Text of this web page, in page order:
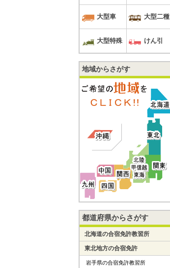
大型車 大型二種
大型特殊 けん引
地域からさがす
都道府県からさがす
北海道の合宿免許教習所
東北地方の合宿免許
岩手県の合宿免許教習所